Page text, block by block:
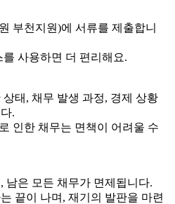
부천지원)에 서류를 제출합니
사용하면 더 편리해요.
태, 채무 발생 과정, 경제 상황
.
인한 채무는 면책이 어려울 수
남은 모든 채무가 면제됩니다.
끝이 나며, 재기의 발판을 마련